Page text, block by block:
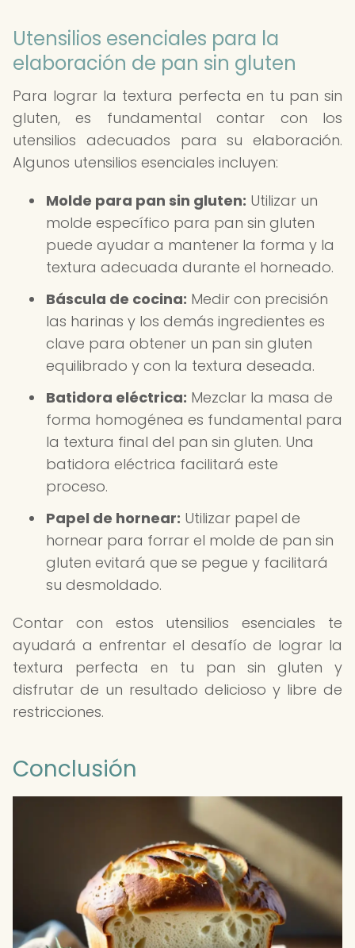
Utensilios esenciales para la
elaboración de pan sin gluten
Para lograr la textura perfecta en tu pan sin
gluten, es fundamental contar con los
utensilios adecuados para su elaboración.
Algunos utensilios esenciales incluyen:
Molde para pan sin gluten: Utilizar un
molde específico para pan sin gluten
puede ayudar a mantener la forma y la
textura adecuada durante el horneado.
Báscula de cocina: Medir con precisión
las harinas y los demás ingredientes es
clave para obtener un pan sin gluten
equilibrado y con la textura deseada.
Batidora eléctrica: Mezclar la masa de
forma homogénea es fundamental para
la textura final del pan sin gluten. Una
batidora eléctrica facilitará este
proceso.
Papel de hornear: Utilizar papel de
hornear para forrar el molde de pan sin
gluten evitará que se pegue y facilitará
su desmoldado.
Contar con estos utensilios esenciales te
ayudará a enfrentar el desafío de lograr la
textura perfecta en tu pan sin gluten y
disfrutar de un resultado delicioso y libre de
restricciones.
Conclusión